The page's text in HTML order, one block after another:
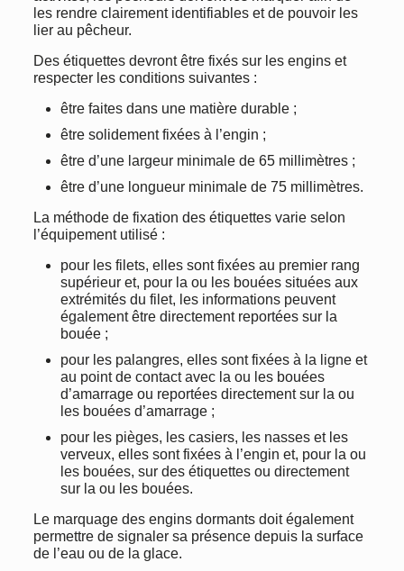
les rendre clairement identifiables et de pouvoir les
lier au pêcheur.
Des étiquettes devront être fixés sur les engins et
respecter les conditions suivantes :
être faites dans une matière durable ;
être solidement fixées à l’engin ;
être d’une largeur minimale de 65 millimètres ;
être d’une longueur minimale de 75 millimètres.
La méthode de fixation des étiquettes varie selon
l’équipement utilisé :
pour les filets, elles sont fixées au premier rang
supérieur et, pour la ou les bouées situées aux
extrémités du filet, les informations peuvent
également être directement reportées sur la
bouée ;
pour les palangres, elles sont fixées à la ligne et
au point de contact avec la ou les bouées
d’amarrage ou reportées directement sur la ou
les bouées d’amarrage ;
pour les pièges, les casiers, les nasses et les
verveux, elles sont fixées à l’engin et, pour la ou
les bouées, sur des étiquettes ou directement
sur la ou les bouées.
Le marquage des engins dormants doit également
permettre de signaler sa présence depuis la surface
de l’eau ou de la glace.